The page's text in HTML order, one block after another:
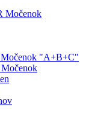
Močenok
Močenok "A+B+C"